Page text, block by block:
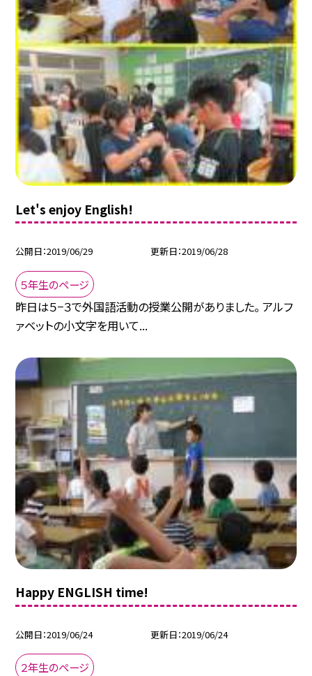
Let's enjoy English!
公開日 2019/06/29 更新日 2019/06/28
５年生のページ
昨日は５−３で外国語活動の授業公開がありました。 アルフ
ァベットの小文字を用いて...
Happy ENGLISH time!
公開日 2019/06/24 更新日 2019/06/24
２年生のページ